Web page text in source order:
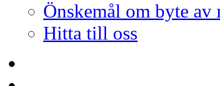
Önskemål om byte av
Hitta till oss